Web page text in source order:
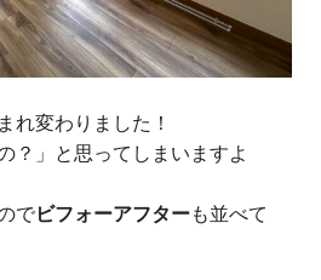
れ変わりました！
？」と思ってしまいますよ
でビフォーアフターも並べて